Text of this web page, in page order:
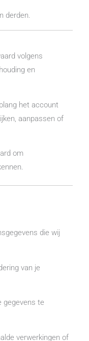
derden.
volgens
en
het account
aanpassen of
om
die wij
van je
gegevens te
verwerkingen of